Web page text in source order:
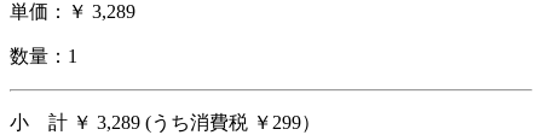
単価：￥ 3,289
数量：1
小 計 ￥ 3,289 (うち消費税 ￥299）